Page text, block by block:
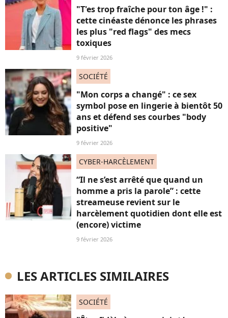
"T'es trop fraîche pour ton âge !" :
cette cinéaste dénonce les phrases
les plus "red flags" des mecs
toxiques
9 février 2026
SOCIÉTÉ
"Mon corps a changé" : ce sex
symbol pose en lingerie à bientôt 50
ans et défend ses courbes "body
positive"
9 février 2026
CYBER-HARCÈLEMENT
“Il ne s’est arrêté que quand un
homme a pris la parole” : cette
streameuse revient sur le
harcèlement quotidien dont elle est
(encore) victime
9 février 2026
LES ARTICLES SIMILAIRES
SOCIÉTÉ